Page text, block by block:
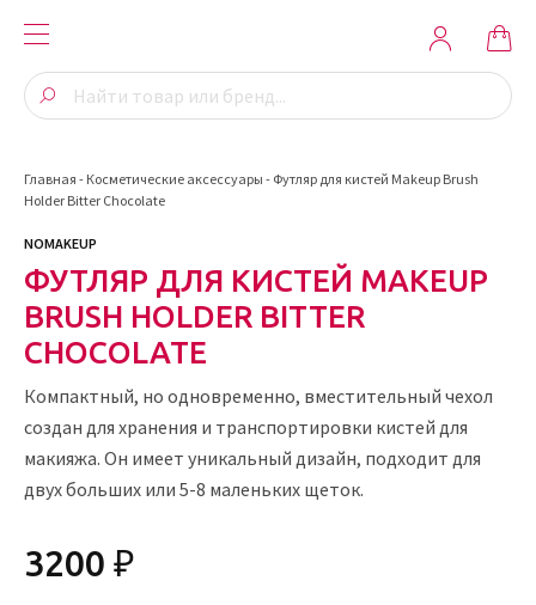
Главная - Косметические аксессуары - Футляр для кистей Makeup Brush
Holder Bitter Chocolate
NOMAKEUP
ФУТЛЯР ДЛЯ КИСТЕЙ MAKEUP
BRUSH HOLDER BITTER
CHOCOLATE
Компактный, но одновременно, вместительный чехол
создан для хранения и транспортировки кистей для
макияжа. Он имеет уникальный дизайн, подходит для
двух больших или 5-8 маленьких щеток.
3200 ₽